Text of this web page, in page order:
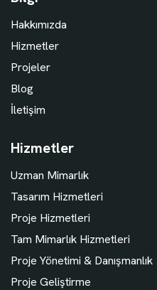
Hakkımızda
Hizmetler
Projeler
Blog
İletişim
Hizmetler
Uzman Mimarlık
Tasarım Hizmetleri
Proje Hizmetleri
Tam Mimarlık Hizmetleri
Proje Yönetimi & Danışmanlık
Proje Geliştirme